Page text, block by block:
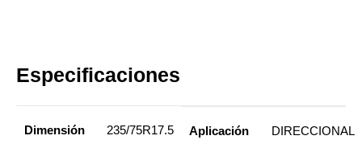
Especificaciones
Dimensión 235/75R17.5 Aplicación DIRECCIONAL